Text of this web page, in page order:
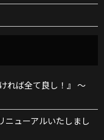
れば全て良し！』 ～
ニューアルいたしまし